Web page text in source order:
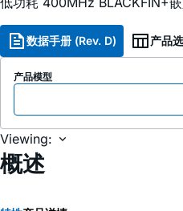
数据手册 (Rev. D) 产品
产品模型
Viewing:
概述